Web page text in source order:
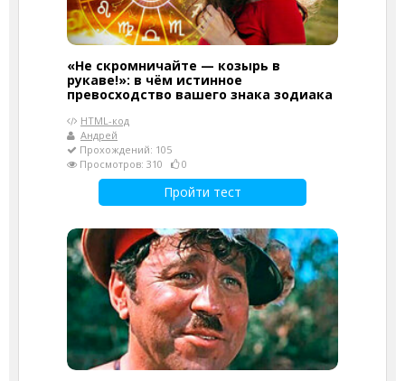
«Не скромничайте — козырь в
рукаве!»: в чём истинное
превосходство вашего знака зодиака
HTML-код
Андрей
Прохождений: 105
Просмотров: 310
0
Пройти тест